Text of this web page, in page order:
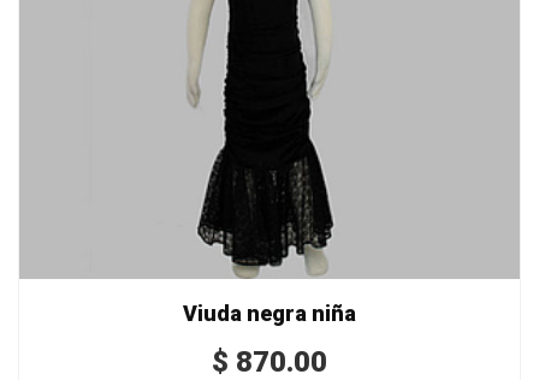
Viuda negra niña
$ 870.00